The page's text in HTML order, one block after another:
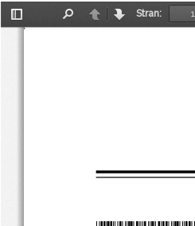
Preklopi
NazajNaprej
Stran: